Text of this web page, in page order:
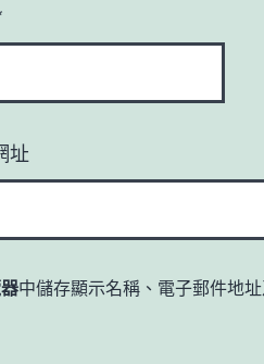
址
中儲存顯示名稱、電子郵件地